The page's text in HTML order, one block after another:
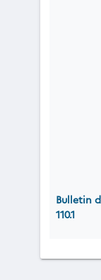
Bulletin
110.1